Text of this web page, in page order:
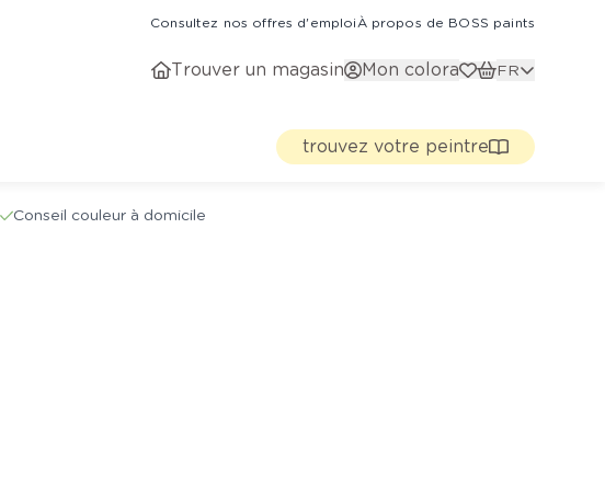
Consultez nos offres d'emploiÀ propos de BOSS paints
Trouver un magasin Mon colora FR
trouvez votre peintre
Conseil couleur à domicile